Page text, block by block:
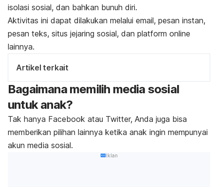
isolasi sosial, dan bahkan bunuh diri.
Aktivitas ini dapat dilakukan melalui email, pesan instan,
pesan teks, situs jejaring sosial, dan platform online
lainnya.
Artikel terkait
Bagaimana memilih media sosial
untuk anak?
Tak hanya Facebook atau Twitter, Anda juga bisa
memberikan pilihan lainnya ketika anak ingin mempunyai
akun media sosial.
Iklan